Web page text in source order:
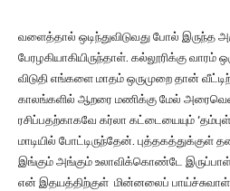
வளைத்தால் ஒடிந்துவிடுவது போல் இருந்த
பேரழகியாகியிருந்தாள். கல்லூரிக்கு வாரம்
விடுதி எங்களை மாதம் ஒருமுறை தான்
காலங்களில் ஆறரை மணிக்கு மேல்
ரசிப்பதற்காகவே கர்லா கட்டையையும்
மாடியில் போட்டிருந்தேன்.
இங்கும் அங்கும் உலாவிக்கொண்டே
என் இதயத்திற்குள் மின்னலைப்